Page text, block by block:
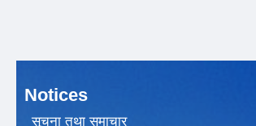
Notices
सूचना तथा समाचार